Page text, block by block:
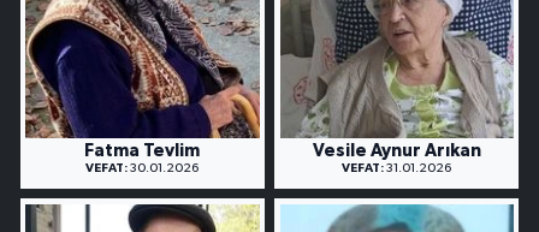
Fatma Tevlim
VEFAT: 30.01.2026
Vesile Aynur Arıkan
VEFAT: 31.01.2026